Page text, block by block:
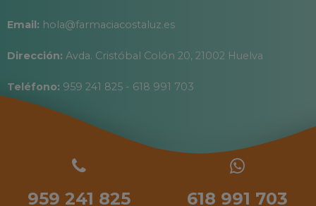
Email: hola@farmaciacostaluz.es
Dirección: Avda. Cristóbal Colón 20, 21002 Huelva
Teléfono: 959 241 825 - 618 991 703
959 241 825 618 991 703